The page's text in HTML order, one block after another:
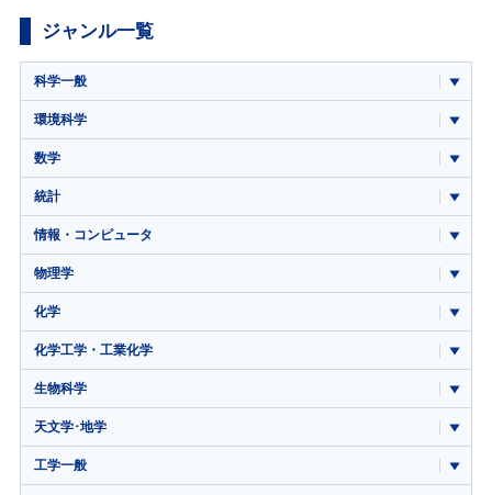
ジャンル一覧
科学一般
環境科学
数学
統計
情報・コンピュータ
物理学
化学
化学工学・工業化学
生物科学
天文学･地学
工学一般